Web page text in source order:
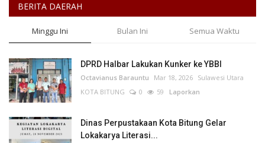
BERITA DAERAH
Minggu Ini Bulan Ini Semua Waktu
DPRD Halbar Lakukan Kunker ke YBBI
Octavianus Barauntu Mar 18, 2026 Sulawesi Utara
KOTA BITUNG
0 59 Laporkan
Dinas Perpustakaan Kota Bitung Gelar
Lokakarya Literasi...